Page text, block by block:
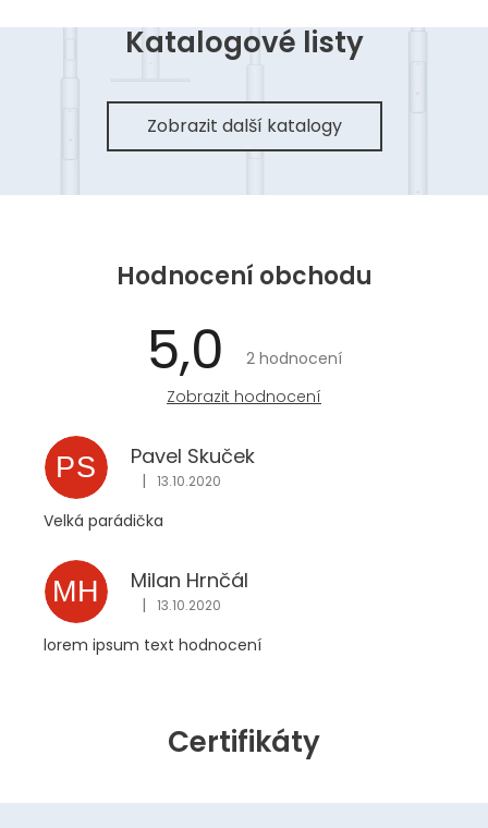
Katalogové listy
Zobrazit další katalogy
Hodnocení obchodu
5,0
hodnocení
je
5
2 hodnocení
Zobrazit hodnocení
PS Pavel Skuček
Hodnocení obchodu je 5 z 5 hvězdiček.
| 13.10.2020
Velká parádička
MH Milan Hrnčál
Hodnocení obchodu je 5 z 5 hvězdiček.
| 13.10.2020
lorem ipsum text hodnocení
Certifikáty